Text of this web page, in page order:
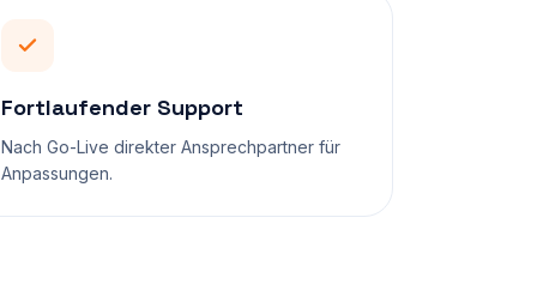
Fortlaufender Support
Nach Go-Live direkter Ansprechpartner für
Anpassungen.